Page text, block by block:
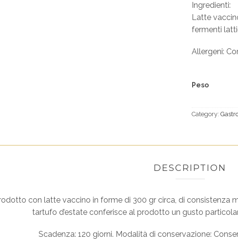
Ingredienti:
Latte
fermenti
Allergeni:
Peso
Category:
DESCRIPTION
con latte vaccino in forme di 300 gr circa, di consistenza
tartufo d’estate conferisce al prodotto un gusto
Scadenza: 120 giorni. Modalità di conservazione: